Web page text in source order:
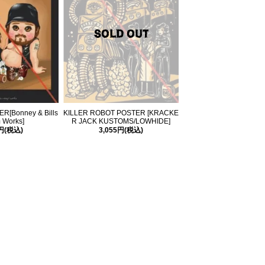
& Bills
Works]
(税込)
KILLER ROBOT POSTER [KRACKE
R JACK KUSTOMS/LOWHIDE]
3,055円(税込)